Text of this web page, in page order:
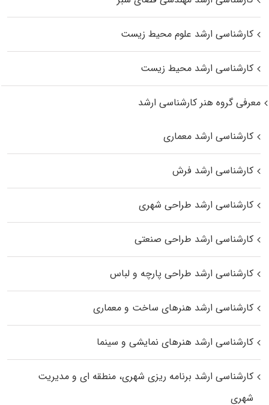
کارشناسی ارشد علوم محیط‌ زیست
کارشناسی ارشد محیط زیست
معرفی گروه هنر کارشناسی ارشد
کارشناسی ارشد معماری
کارشناسی ارشد فرش
کارشناسی ارشد طراحی شهری
کارشناسی ارشد طراحی صنعتی
کارشناسی ارشد طراحی پارچه و لباس
کارشناسی ارشد هنرهای ساخت و معماری
کارشناسی ارشد هنرهای نمایشی و سینما
کارشناسی ارشد برنامه ریزی شهری، منطقه‌ ای و مدیریت
شهری